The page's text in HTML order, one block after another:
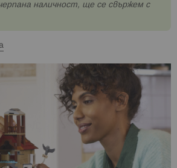
наличност, ще се свържем с